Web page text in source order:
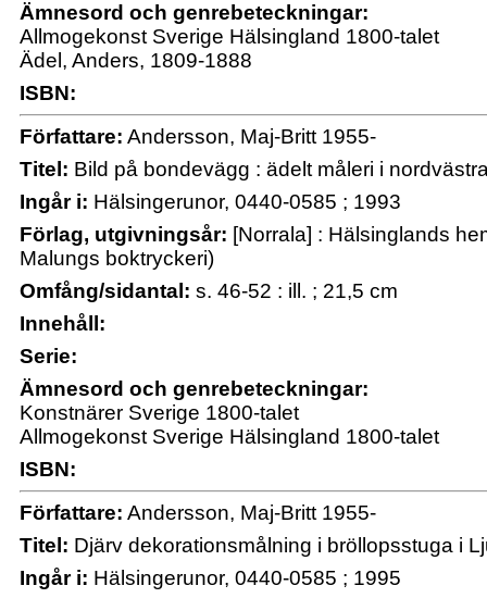
Ämnesord och genrebeteckningar:
Allmogekonst Sverige Hälsingland 1800-talet
Ädel, Anders, 1809-1888
ISBN:
Författare: Andersson, Maj-Britt 1955-
Titel: Bild på bondevägg : ädelt måleri i
Ingår i: Hälsingerunor, 0440-0585 ; 1993
Förlag, utgivningsår: [Norrala] : Hälsinglands
Malungs boktryckeri)
Omfång/sidantal: s. 46-52 : ill. ; 21,5 cm
Innehåll:
Serie:
Ämnesord och genrebeteckningar:
Konstnärer Sverige 1800-talet
Allmogekonst Sverige Hälsingland 1800-talet
ISBN:
Författare: Andersson, Maj-Britt 1955-
Titel: Djärv dekorationsmålning i bröllopsstuga i
Ingår i: Hälsingerunor, 0440-0585 ; 1995